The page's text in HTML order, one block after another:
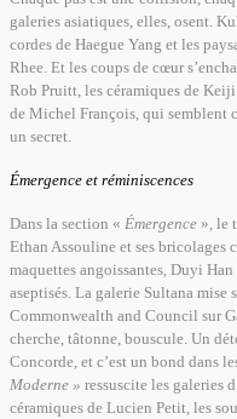
galeries asiatiques, elles, osent.
cordes de Haegue Yang et les
Rhee. Et les coups de cœur
Rob Pruitt, les céramiques de
de Michel François, qui semblent
un secret.
Émergence et réminiscences
Dans la section « Émergence », le
Ethan Assouline et ses bricolages
maquettes angoissantes, Duyi
aseptisés. La galerie Sultana mise
Commonwealth and Council sur
cherche, tâtonne, bouscule. Un
Concorde, et c’est un bond dans
Moderne » ressuscite les galeries
céramiques de Lucien Petit, les